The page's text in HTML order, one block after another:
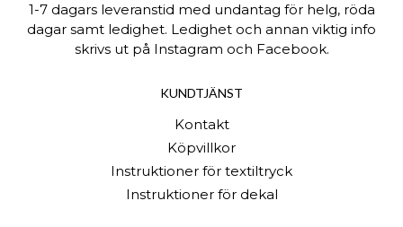
1-7 dagars leveranstid med undantag för helg, röda
dagar samt ledighet. Ledighet och annan viktig info
skrivs ut på Instagram och Facebook.
KUNDTJÄNST
Kontakt
Köpvillkor
Instruktioner för textiltryck
Instruktioner för dekal